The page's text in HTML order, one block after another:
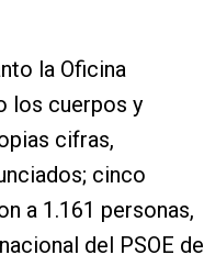
la Oficina
los cuerpos y
cifras,
cinco
a 1.161 personas,
del PSOE de